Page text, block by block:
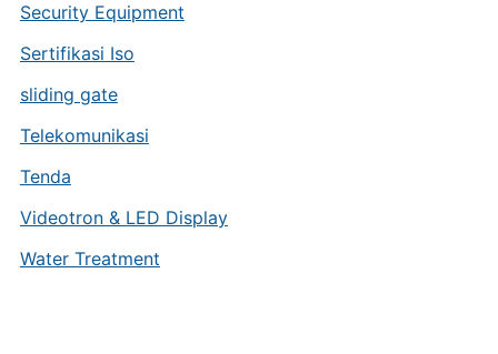
Security Equipment
Sertifikasi Iso
sliding gate
Telekomunikasi
Tenda
Videotron & LED Display
Water Treatment